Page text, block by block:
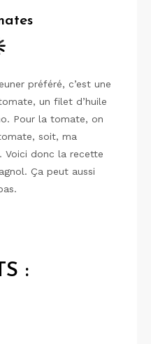
préféré, c’est une
un filet d’huile
Pour la tomate, on
soit, ma
Voici donc la recette
Ça peut aussi
: